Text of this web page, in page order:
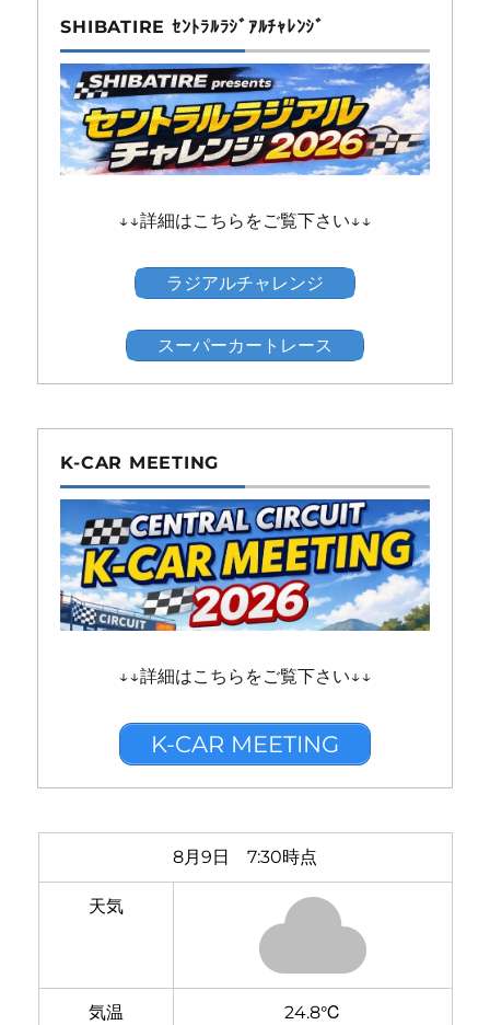
SHIBATIRE ｾﾝﾄﾗﾙﾗｼﾞｱﾙﾁｬﾚﾝｼﾞ
↓↓詳細はこちらをご覧下さい↓↓
ラジアルチャレンジ
スーパーカートレース
K-CAR MEETING
↓↓詳細はこちらをご覧下さい↓↓
K-CAR MEETING
8月9日 7:30時点
天気
気温 24.8℃